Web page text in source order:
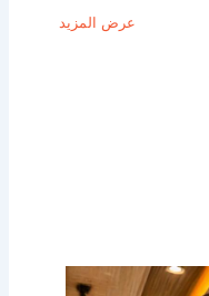
عرض المزيد